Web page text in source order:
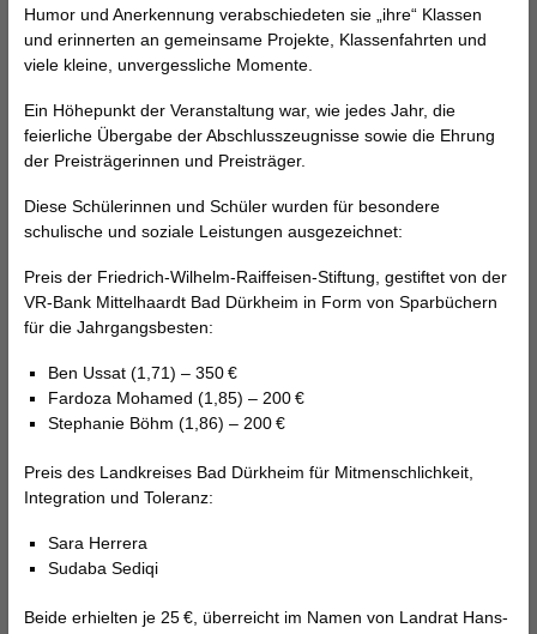
Humor und Anerkennung verabschiedeten sie „ihre“ Klassen
und erinnerten an gemeinsame Projekte, Klassenfahrten und
viele kleine, unvergessliche Momente.
Ein Höhepunkt der Veranstaltung war, wie jedes Jahr, die
feierliche Übergabe der Abschlusszeugnisse sowie die Ehrung
der Preisträgerinnen und Preisträger.
Diese Schülerinnen und Schüler wurden für besondere
schulische und soziale Leistungen ausgezeichnet:
Preis der Friedrich-Wilhelm-Raiffeisen-Stiftung, gestiftet von der
VR-Bank Mittelhaardt Bad Dürkheim in Form von Sparbüchern
für die Jahrgangsbesten:
Ben Ussat (1,71) – 350 €
Fardoza Mohamed (1,85) – 200 €
Stephanie Böhm (1,86) – 200 €
Preis des Landkreises Bad Dürkheim für Mitmenschlichkeit,
Integration und Toleranz:
Sara Herrera
Sudaba Sediqi
Beide erhielten je 25 €, überreicht im Namen von Landrat Hans-